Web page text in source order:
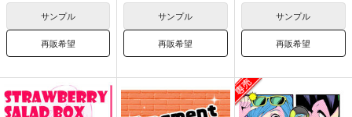
サンプル
再販希望
サンプル
再販希望
サンプル
再販希望